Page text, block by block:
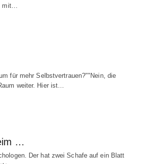
mit…
für mehr Selbstvertrauen?""Nein, die
weiter. Hier ist…
…
Der hat zwei Schafe auf ein Blatt